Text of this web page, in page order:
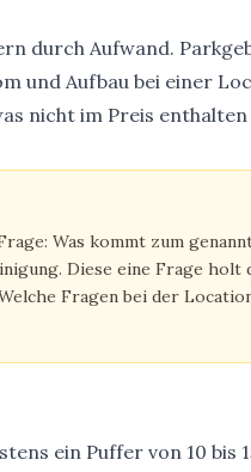
durch Aufwand.
und Aufbau bei einer
nicht im Preis enthalten
Was kommt zum
Diese eine Frage
Fragen bei der
ein Puffer von 10 bis